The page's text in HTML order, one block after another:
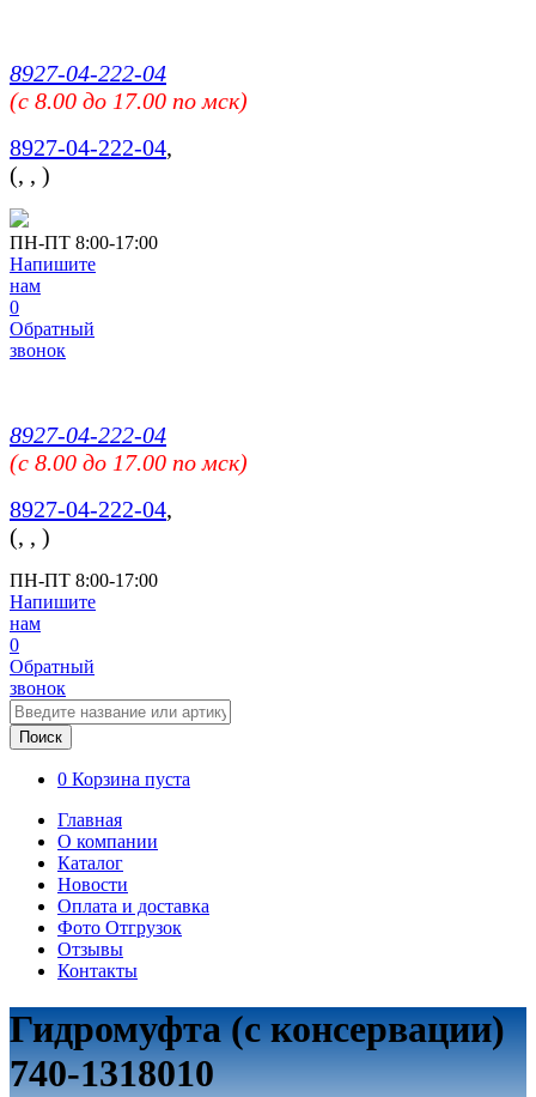
8927-04-222-04
(c 8.00 до 17.00 по мск)
8927-04-222-04,
(, , )
ПН-ПТ 8:00-17:00
Напишите
нам
0
Обратный
звонок
8927-04-222-04
(c 8.00 до 17.00 по мск)
8927-04-222-04,
(, , )
ПН-ПТ 8:00-17:00
Напишите
нам
0
Обратный
звонок
Поиск
0 Корзина пуста
Главная
О компании
Каталог
Новости
Оплата и доставка
Фото Отгрузок
Отзывы
Контакты
Гидромуфта (с консервации)
740-1318010